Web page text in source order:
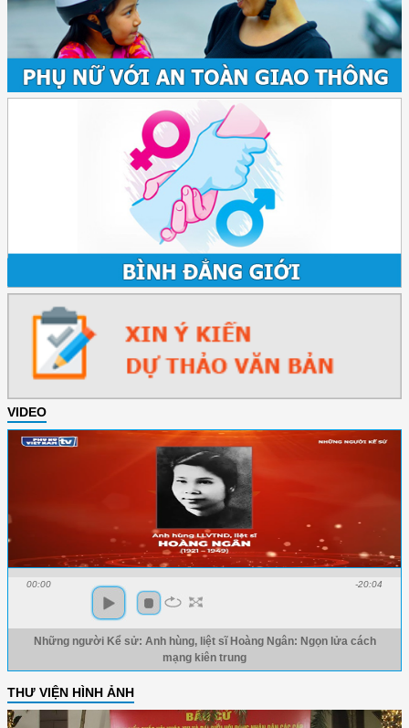
VIDEO
00:00 -20:04
Những người Kể sử: Anh hùng, liệt sĩ Hoàng Ngân: Ngọn lửa cách
mạng kiên trung
THƯ VIỆN HÌNH ẢNH